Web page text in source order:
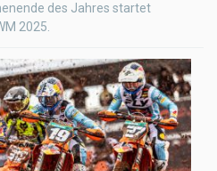
des Jahres startet
2025.